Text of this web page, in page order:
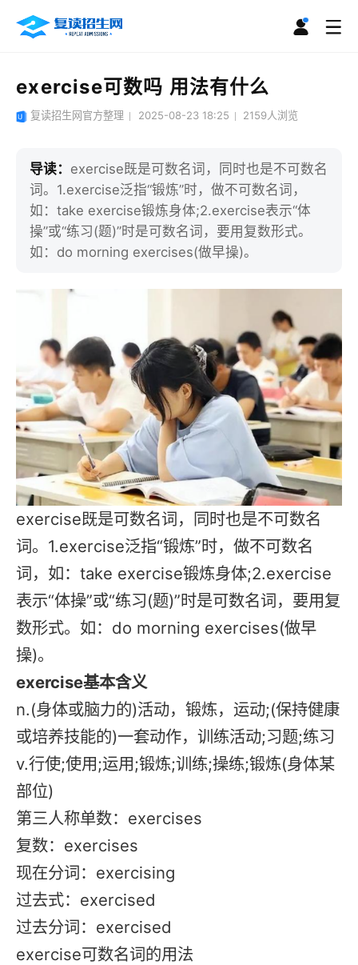
exercise可数吗 用法有什么
复读招生网官方整理 2025-08-23 18:25 2159人浏览
导读： exercise既是可数名词，同时也是不可数名
词。1.exercise泛指“锻炼”时，做不可数名词，
如：take exercise锻炼身体;2.exercise表示“体
操”或“练习(题)”时是可数名词，要用复数形式。
如：do morning exercises(做早操)。
exercise既是可数名词，同时也是不可数名
词。1.exercise泛指“锻炼”时，做不可数名
词，如：take exercise锻炼身体;2.exercise
表示“体操”或“练习(题)”时是可数名词，要用复
数形式。如：do morning exercises(做早
操)。
exercise基本含义
n.(身体或脑力的)活动，锻炼，运动;(保持健康
或培养技能的)一套动作，训练活动;习题;练习
v.行使;使用;运用;锻炼;训练;操练;锻炼(身体某
部位)
第三人称单数：exercises
复数：exercises
现在分词：exercising
过去式：exercised
过去分词：exercised
exercise可数名词的用法